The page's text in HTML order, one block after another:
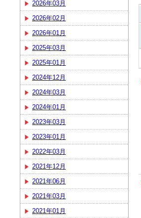
2026年03月
2026年02月
2026年01月
2025年03月
2025年01月
2024年12月
2024年03月
2024年01月
2023年03月
2023年01月
2022年03月
2021年12月
2021年06月
2021年03月
2021年01月